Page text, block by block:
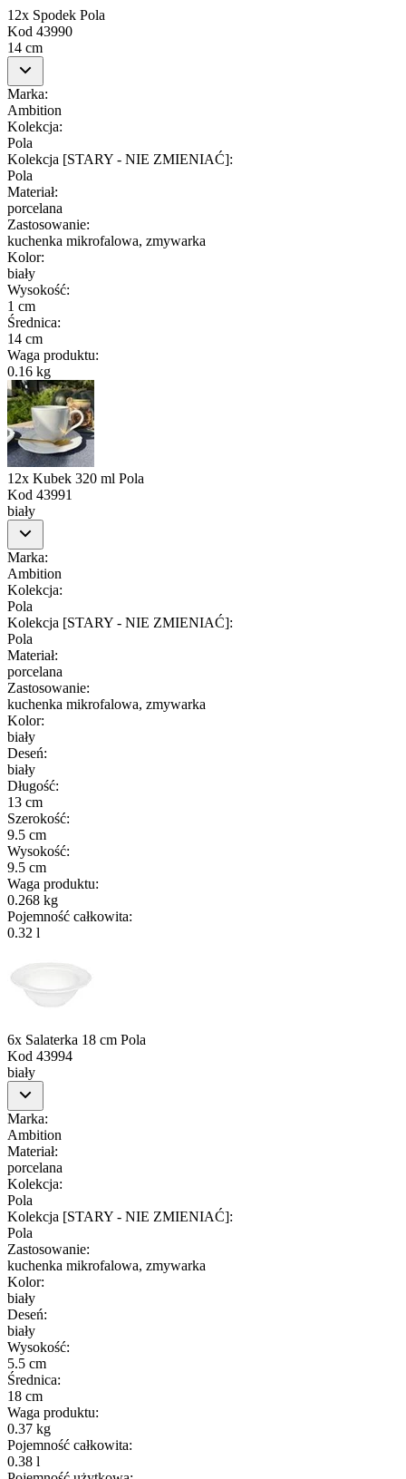
12x Spodek Pola
Kod 43990
14 cm
Marka:
Ambition
Kolekcja:
Pola
Kolekcja [STARY - NIE ZMIENIAĆ]:
Pola
Materiał:
porcelana
Zastosowanie:
kuchenka mikrofalowa, zmywarka
Kolor:
biały
Wysokość:
1 cm
Średnica:
14 cm
Waga produktu:
0.16 kg
12x Kubek 320 ml Pola
Kod 43991
biały
Marka:
Ambition
Kolekcja:
Pola
Kolekcja [STARY - NIE ZMIENIAĆ]:
Pola
Materiał:
porcelana
Zastosowanie:
kuchenka mikrofalowa, zmywarka
Kolor:
biały
Deseń:
biały
Długość:
13 cm
Szerokość:
9.5 cm
Wysokość:
9.5 cm
Waga produktu:
0.268 kg
Pojemność całkowita:
0.32 l
6x Salaterka 18 cm Pola
Kod 43994
biały
Marka:
Ambition
Materiał:
porcelana
Kolekcja:
Pola
Kolekcja [STARY - NIE ZMIENIAĆ]:
Pola
Zastosowanie:
kuchenka mikrofalowa, zmywarka
Kolor:
biały
Deseń:
biały
Wysokość:
5.5 cm
Średnica:
18 cm
Waga produktu:
0.37 kg
Pojemność całkowita:
0.38 l